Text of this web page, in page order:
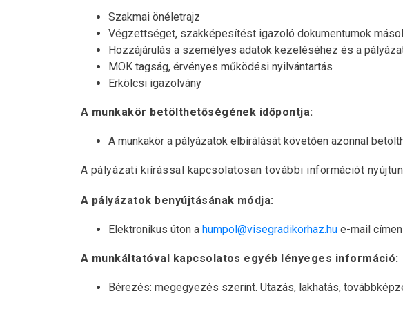
Szakmai önéletrajz
Végzettséget, szakképesítést igazoló dokumentumok
Hozzájárulás a személyes adatok kezeléséhez és a
MOK tagság, érvényes működési nyilvántartás
Erkölcsi igazolvány
A munkakör betölthetőségének időpontja:
A munkakör a pályázatok elbírálását követően azonnal
A pályázati kiírással kapcsolatosan további információt
A pályázatok benyújtásának módja:
Elektronikus úton a humpol@visegradikorhaz.hu e-mail
A munkáltatóval kapcsolatos egyéb lényeges információ:
Bérezés: megegyezés szerint. Utazás, lakhatás,